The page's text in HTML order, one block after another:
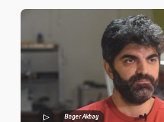
Bager Akbay